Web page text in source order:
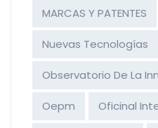
MARCAS Y PATENTES
Nuevas Tecnologías
Observatorio De La
Oepm Oficinal